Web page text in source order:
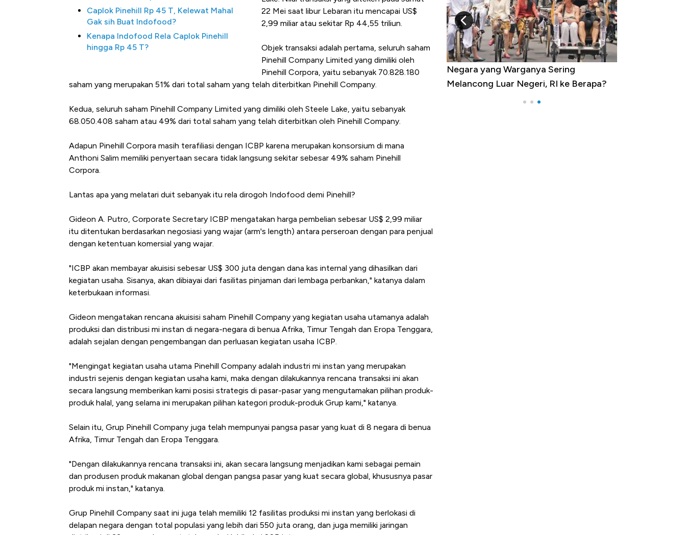
Caplok Pinehill Rp 45 T, Kelewat Mahal
Gak sih Buat Indofood?
Kenapa Indofood Rela Caplok Pinehill
hingga Rp 45 T?
22 Mei saat libur Lebaran itu mencapai US$
2,99 miliar atau sekitar Rp 44,55 triliun.
Objek transaksi adalah pertama, seluruh saham
Pinehill Company Limited yang dimiliki oleh
Pinehill Corpora, yaitu sebanyak 70.828.180
saham yang merupakan 51% dari total saham yang telah diterbitkan Pinehill Company.
Kedua, seluruh saham Pinehill Company Limited yang dimiliki oleh Steele Lake, yaitu sebanyak
68.050.408 saham atau 49% dari total saham yang telah diterbitkan oleh Pinehill Company.
Adapun Pinehill Corpora masih terafiliasi dengan ICBP karena merupakan konsorsium di mana
Anthoni Salim memiliki penyertaan secara tidak langsung sekitar sebesar 49% saham Pinehill
Corpora.
Lantas apa yang melatari duit sebanyak itu rela dirogoh Indofood demi Pinehill?
Gideon A. Putro, Corporate Secretary ICBP mengatakan harga pembelian sebesar US$ 2,99 miliar
itu ditentukan berdasarkan negosiasi yang wajar (arm's length) antara perseroan dengan para penjual
dengan ketentuan komersial yang wajar.
"ICBP akan membayar akuisisi sebesar US$ 300 juta dengan dana kas internal yang dihasilkan dari
kegiatan usaha. Sisanya, akan dibiayai dari fasilitas pinjaman dari lembaga perbankan," katanya dalam
keterbukaan informasi.
Gideon mengatakan rencana akuisisi saham Pinehill Company yang kegiatan usaha utamanya adalah
produksi dan distribusi mi instan di negara-negara di benua Afrika, Timur Tengah dan Eropa Tenggara,
adalah sejalan dengan pengembangan dan perluasan kegiatan usaha ICBP.
"Mengingat kegiatan usaha utama Pinehill Company adalah industri mi instan yang merupakan
industri sejenis dengan kegiatan usaha kami, maka dengan dilakukannya rencana transaksi ini akan
secara langsung memberikan kami posisi strategis di pasar-pasar yang mengutamakan pilihan produk-
produk halal, yang selama ini merupakan pilihan kategori produk-produk Grup kami," katanya.
Selain itu, Grup Pinehill Company juga telah mempunyai pangsa pasar yang kuat di 8 negara di benua
Afrika, Timur Tengah dan Eropa Tenggara.
"Dengan dilakukannya rencana transaksi ini, akan secara langsung menjadikan kami sebagai pemain
dan produsen produk makanan global dengan pangsa pasar yang kuat secara global, khususnya pasar
produk mi instan," katanya.
Grup Pinehill Company saat ini juga telah memiliki 12 fasilitas produksi mi instan yang berlokasi di
delapan negara dengan total populasi yang lebih dari 550 juta orang, dan juga memiliki jaringan
Begini Cara Korsel atasi Panas Tanpa AC
di Jaman Dulu
Daftar Sungai Terpanjang di Dunia,
Sampai Ribuan Kilometer
Negara yang Warganya Sering
Melancong Luar Negeri, RI ke Berapa?